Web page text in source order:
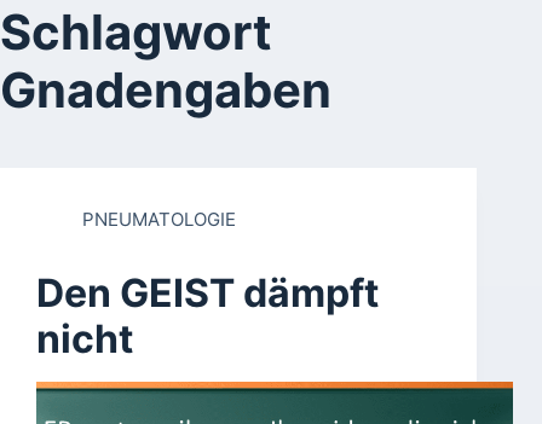
Schlagwort
Gnadengaben
PNEUMATOLOGIE
Den GEIST dämpft
nicht